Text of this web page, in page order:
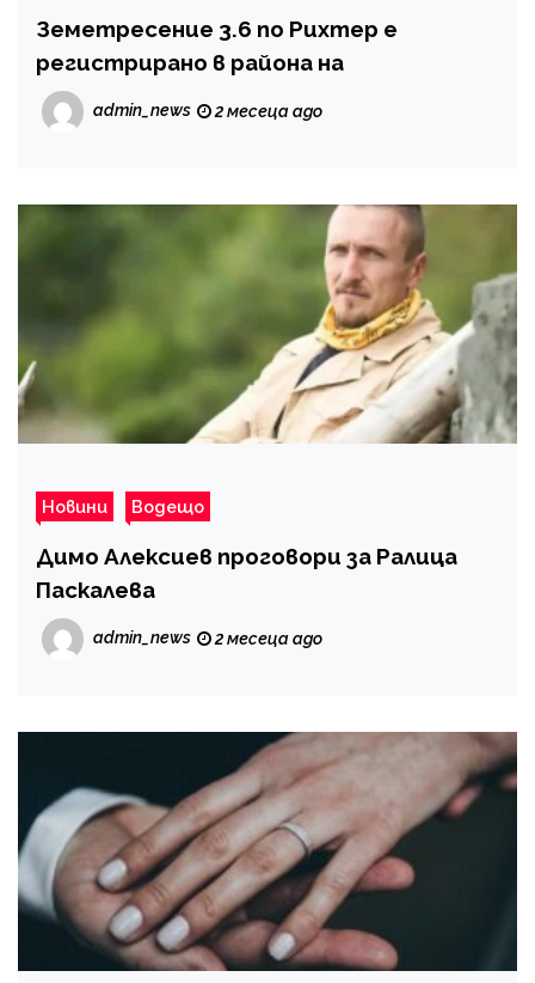
Земетресение 3.6 по Рихтер е
регистрирано в района на
admin_news 2 месеца ago
Новини Водещо
Димо Алексиев проговори за Ралица
Паскалева
admin_news 2 месеца ago